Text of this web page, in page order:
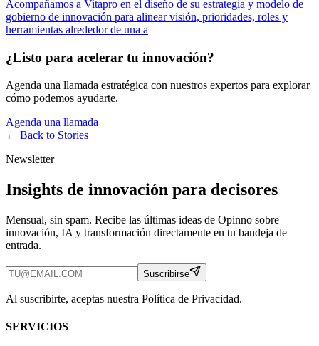
Acompañamos a Vitapro en el diseño de su estrategia y modelo de
gobierno de innovación para alinear visión, prioridades, roles y
herramientas alrededor de una a
¿Listo para acelerar tu innovación?
Agenda una llamada estratégica con nuestros expertos para explorar
cómo podemos ayudarte.
Agenda una llamada
← Back to Stories
Newsletter
Insights de innovación para decisores
Mensual, sin spam. Recibe las últimas ideas de Opinno sobre
innovación, IA y transformación directamente en tu bandeja de
entrada.
Suscribirse
Al suscribirte, aceptas nuestra Política de Privacidad.
SERVICIOS